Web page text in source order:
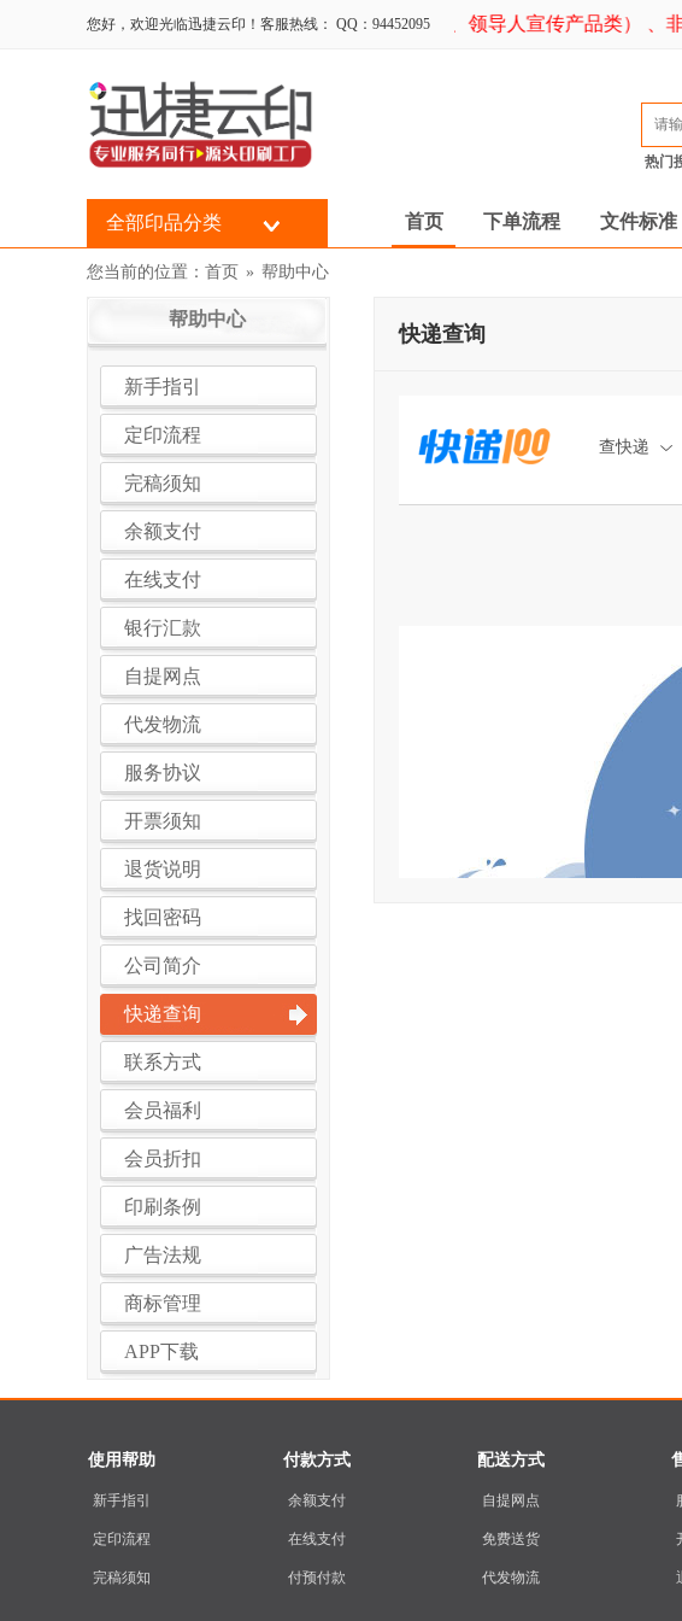
您好，欢迎光临迅捷云印！客服热线： QQ：94452095
警示拒接：时政类（反动、国家明令禁止类、领导人宣传产品类） 、
热门
全部印品分类 首页 下单流程 文件标准
您当前的位置： 首页 » 帮助中心
帮助中心
新手指引
定印流程
完稿须知
余额支付
在线支付
银行汇款
自提网点
代发物流
服务协议
开票须知
退货说明
找回密码
公司简介
快递查询
联系方式
会员福利
会员折扣
印刷条例
广告法规
商标管理
APP下载
快递查询
使用帮助
新手指引
定印流程
完稿须知
付款方式
余额支付
在线支付
付预付款
配送方式
自提网点
免费送货
代发物流